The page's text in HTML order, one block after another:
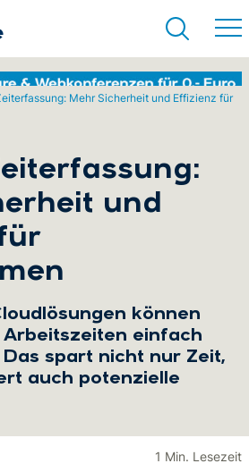
Mehr Sicherheit und Effizienz für
und
können
einfach
spart nicht nur Zeit,
auch potenzielle
1 Min. Lesezeit